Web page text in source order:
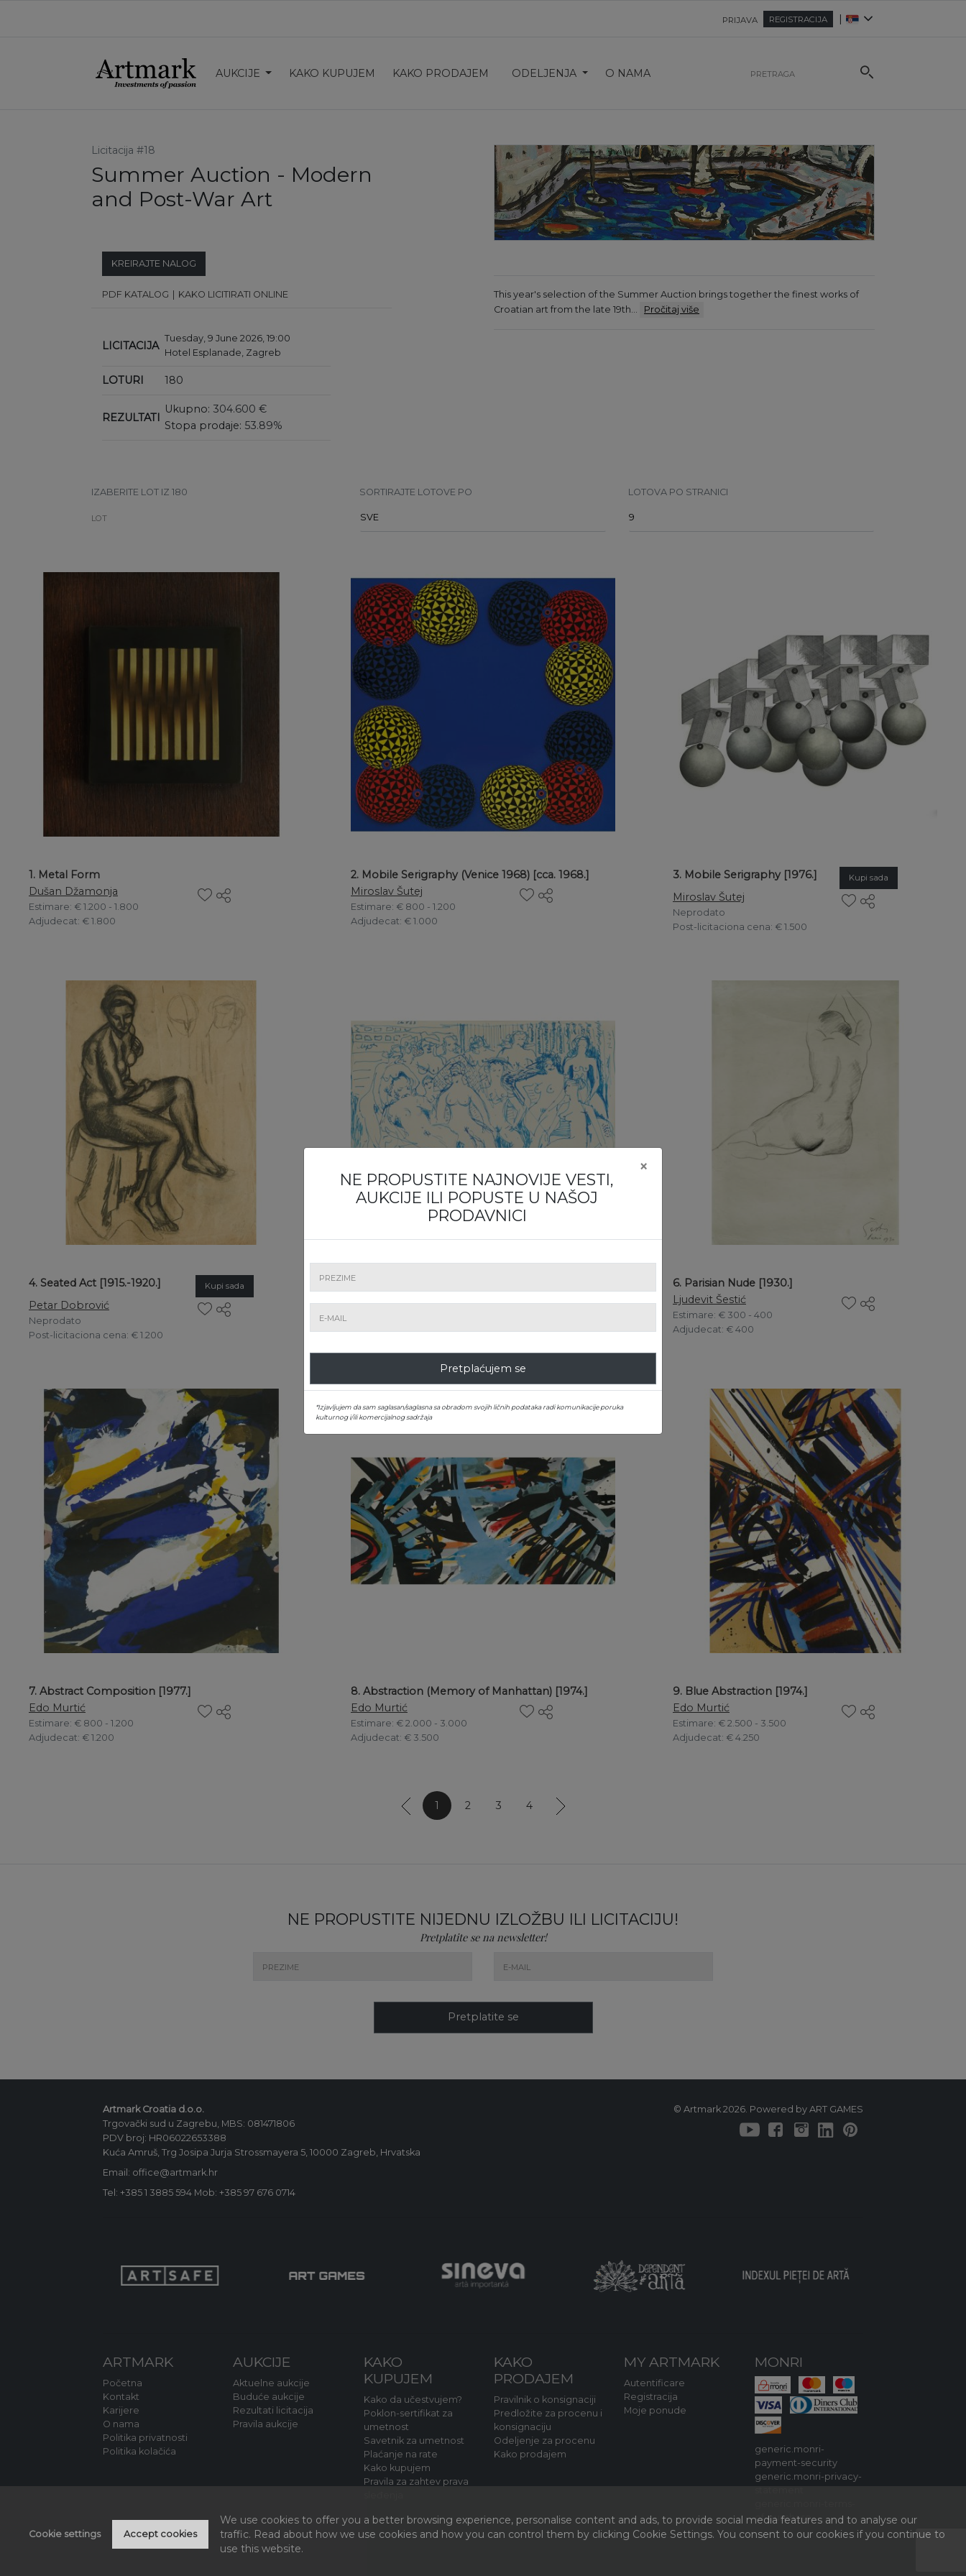
PRIJAVA REGISTRACIJA |
AUKCIJE KAKO KUPUJEM KAKO PRODAJEM ODELJENJA O NAMA
Licitacija #18
Summer Auction - Modern
and Post-War Art
KREIRAJTE NALOG
PDF KATALOG KAKO LICITIRATI ONLINE
LICITACIJA
Tuesday, 9 June 2026, 19:00
Hotel Esplanade, Zagreb
LOTURI 180
REZULTATI
Ukupno: 304.600 €
Stopa prodaje: 53.89%
This year's selection of the Summer Auction brings together the finest works of
Croatian art from the late 19th…
Pročitaj više
IZABERITE LOT IZ 180 SORTIRAJTE LOTOVE PO LOTOVA PO STRANICI
1. Metal Form
Dušan Džamonja
Estimare: € 1.200 - 1.800
Adjudecat: € 1.800
2. Mobile Serigraphy (Venice 1968) [cca. 1968.]
Miroslav Šutej
Estimare: € 800 - 1.200
Adjudecat: € 1.000
3. Mobile Serigraphy [1976.] Kupi sada
Miroslav Šutej
Neprodato
Post-licitaciona cena: € 1.500
4. Seated Act [1915.-1920.] Kupi sada
Petar Dobrović
Neprodato
Post-licitaciona cena: € 1.200
5. Women in the Thermal Bath
Adjudecat: € 200
6. Parisian Nude [1930.]
Ljudevit Šestić
Estimare: € 300 - 400
Adjudecat: € 400
7. Abstract Composition [1977.]
Edo Murtić
Estimare: € 800 - 1.200
Adjudecat: € 1.200
8. Abstraction (Memory of Manhattan) [1974.]
Edo Murtić
Estimare: € 2.000 - 3.000
Adjudecat: € 3.500
9. Blue Abstraction [1974.]
Edo Murtić
Estimare: € 2.500 - 3.500
Adjudecat: € 4.250
1 2 3 4
NE PROPUSTITE NIJEDNU IZLOŽBU ILI LICITACIJU!
Pretplatite se na newsletter!
Pretplatite se
Artmark Croatia d.o.o.
Trgovački sud u Zagrebu, MBS: 081471806
PDV broj: HR06022653388
Kuća Amruš, Trg Josipa Jurja Strossmayera 5, 10000 Zagreb, Hrvatska
Email: office@artmark.hr
Tel: +385 1 3885 594 Mob: +385 97 676 0714
© Artmark 2026. Powered by ART GAMES
ARTMARK
Početna
Kontakt
Karijere
O nama
Politika privatnosti
Politika kolačića
AUKCIJE
Aktuelne aukcije
Buduće aukcije
Rezultati licitacija
Pravila aukcije
KAKO
KUPUJEM
Kako da učestvujem?
Poklon-sertifikat za
umetnost
Savetnik za umetnost
Plaćanje na rate
Kako kupujem
Pravila za zahtev prava
KAKO
PRODAJEM
Pravilnik o konsignaciji
Predložite za procenu i
konsignaciju
Odeljenje za procenu
Kako prodajem
MY ARTMARK
Autentificare
Registracija
Moje ponude
MONRI
generic.monri-
payment-security
generic.monri-privacy-
statement
of-purchase
NE PROPUSTITE NAJNOVIJE VESTI,
AUKCIJE ILI POPUSTE U NAŠOJ
PRODAVNICI
×
Pretplaćujem se
*Izjavljujem da sam saglasan/saglasna sa obradom svojih ličnih podataka radi komunikacije poruka
kulturnog i/ili komercijalnog sadržaja
We use cookies to offer you a better browsing experience, personalise content and ads, to provide social media features and to analyse our
traffic. Read about how we use cookies and how you can control them by clicking Cookie Settings. You consent to our cookies if you continue to
use this website.
Cookie settings Accept cookies